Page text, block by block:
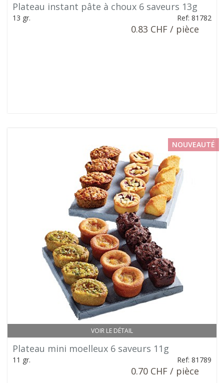
Plateau instant pâte à choux 6 saveurs 13g
13 gr. Ref: 81782
0.83 CHF / pièce
VOIR LE DÉTAIL
NOUVEAUTÉ
Plateau mini moelleux 6 saveurs 11g
11 gr. Ref: 81789
0.70 CHF / pièce